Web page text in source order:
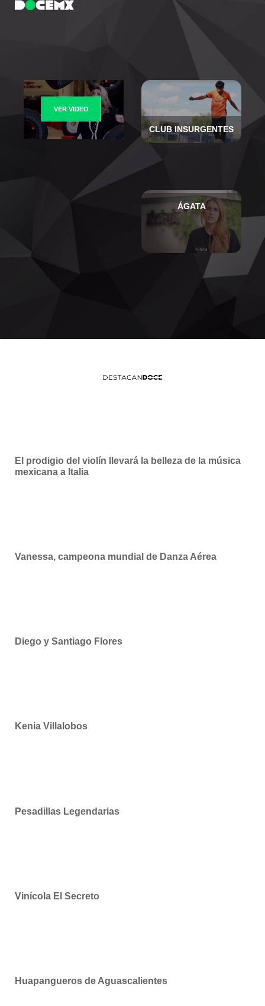
VER VIDEO
CLUB INSURGENTES
ÁGATA
El prodigio del violín llevará la belleza de la música
mexicana a Italia
Vanessa, campeona mundial de Danza Aérea
Diego y Santiago Flores
Kenia Villalobos
Pesadillas Legendarias
Vinícola El Secreto
Huapangueros de Aguascalientes